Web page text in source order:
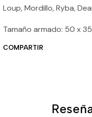
Loup, Mordillo, Ryba,
Tamaño armado: 50 x
COMPARTIR